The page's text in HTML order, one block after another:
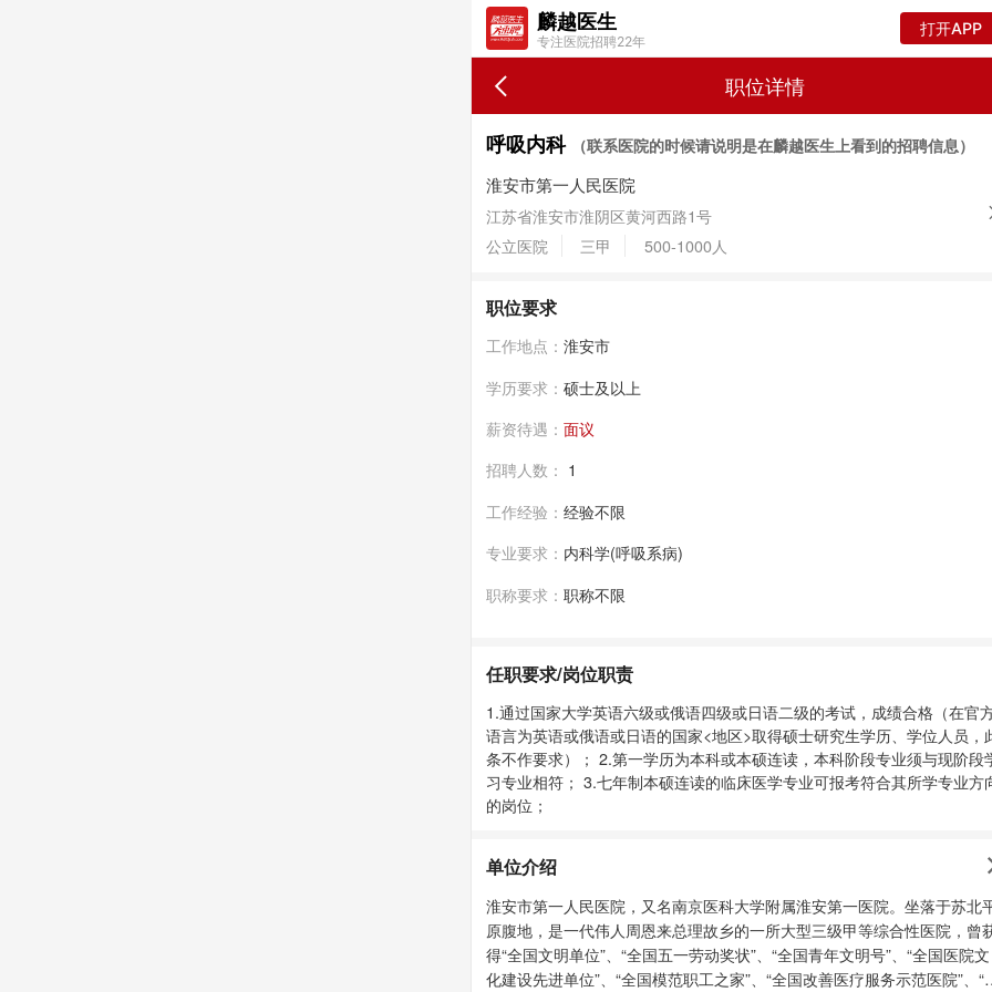
麟越医生
专注医院招聘22年
打开APP
职位详情
呼吸内科 （联系医院的时候请说明是在麟越医生上看到的招聘信息）
淮安市第一人民医院
江苏省淮安市淮阴区黄河西路1号
公立医院
三甲 500-1000人
职位要求
工作地点： 淮安市
学历要求： 硕士及以上
薪资待遇： 面议
招聘人数： 1
工作经验： 经验不限
专业要求： 内科学(呼吸系病)
职称要求： 职称不限
任职要求/岗位职责
1.通过国家大学英语六级或俄语四级或日语二级的考试，成绩合格（在官
语言为英语或俄语或日语的国家<地区>取得硕士研究生学历、学位人员，
条不作要求）； 2.第一学历为本科或本硕连读，本科阶段专业须与现阶段
习专业相符； 3.七年制本硕连读的临床医学专业可报考符合其所学专业方
的岗位；
单位介绍
淮安市第一人民医院，又名南京医科大学附属淮安第一医院。坐落于苏北
原腹地，是一代伟人周恩来总理故乡的一所大型三级甲等综合性医院，曾
得“全国文明单位”、“全国五一劳动奖状”、“全国青年文明号”、“全国医院文
化建设先进单位”、“全国模范职工之家”、“全国改善医疗服务示范医院”、“